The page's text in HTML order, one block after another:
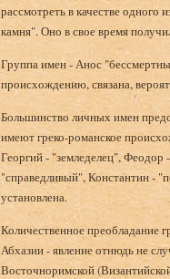
рассмотреть в качестве
камня". Оно в свое время
Группа имен - Анос
происхождению, связана,
Большинство личных имен
имеют греко-романское
Георгий - "земледелец",
"справедливый", Константин -
установлена.
Количественное преобладание
Абхазии - явление отнюдь не
Восточноримской